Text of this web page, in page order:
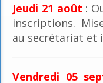
Jeudi 21 août :
inscriptions.
au secrétariat et
Vendredi 05